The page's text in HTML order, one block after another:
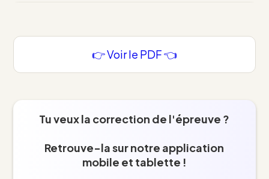
👉 Voir le PDF 👈
Tu veux la correction de l'épreuve ?
Retrouve-la sur notre application
mobile et tablette !